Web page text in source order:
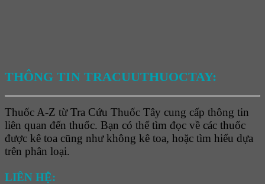
THÔNG TIN TRACUUTHUOCTAY:
Thuốc A-Z từ Tra Cứu Thuốc Tây cung cấp thông tin
liên quan đến thuốc. Bạn có thể tìm đọc về các thuốc
được kê toa cũng như không kê toa, hoặc tìm hiểu dựa
trên phân loại.
LIÊN HỆ: